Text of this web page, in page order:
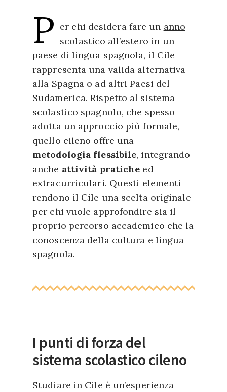
P er chi desidera fare un anno
scolastico all’estero in un
paese di lingua spagnola, il Cile
rappresenta una valida alternativa
alla Spagna o ad altri Paesi del
Sudamerica. Rispetto al sistema
scolastico spagnolo, che spesso
adotta un approccio più formale,
quello cileno offre una
metodologia flessibile, integrando
anche attività pratiche ed
extracurriculari. Questi elementi
rendono il Cile una scelta originale
per chi vuole approfondire sia il
proprio percorso accademico che la
conoscenza della cultura e lingua
spagnola.
I punti di forza del
sistema scolastico cileno
Studiare in Cile è un’esperienza